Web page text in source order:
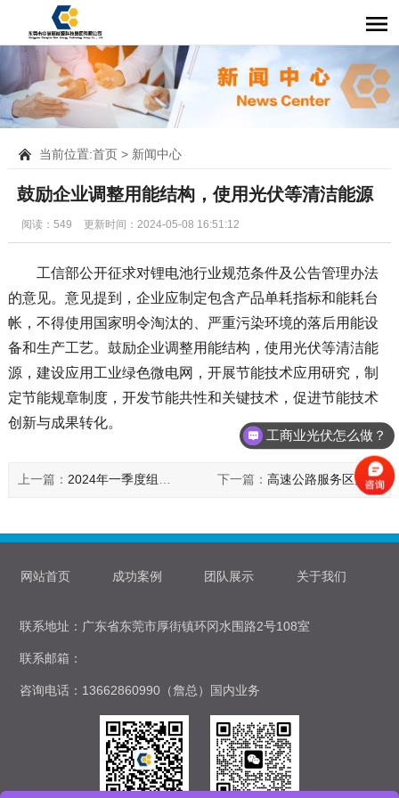
当前位置:首页> 新闻中心
鼓励企业调整用能结构，使用光伏等清洁能源
阅读：549 更新时间：2024-05-08 16:51:12
工信部公开征求对锂电池行业规范条件及公告管理办法
的意见。意见提到，企业应制定包含产品单耗指标和能耗台
帐，不得使用国家明令淘汰的、严重污染环境的落后用能设
备和生产工艺。鼓励企业调整用能结构，使用光伏等清洁能
源，建设应用工业绿色微电网，开展节能技术应用研究，制
定节能规章制度，开发节能共性和关键技术，促进节能技术
创新与成果转化。
上一篇： 2024年一季度组件出货量榜单发布！ 下一篇：高速公路服务区充电难，光储充电站是解决方案吗？
网站首页 成功案例 团队展示 关于我们
联系地址：广东省东莞市厚街镇环冈水围路2号108室
联系邮箱：
咨询电话：13662860990（詹总）国内业务
工商业光伏怎么做？